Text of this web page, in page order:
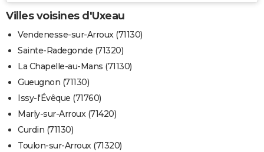
Villes voisines d'Uxeau
Vendenesse-sur-Arroux (71130)
Sainte-Radegonde (71320)
La Chapelle-au-Mans (71130)
Gueugnon (71130)
Issy-l'Évêque (71760)
Marly-sur-Arroux (71420)
Curdin (71130)
Toulon-sur-Arroux (71320)